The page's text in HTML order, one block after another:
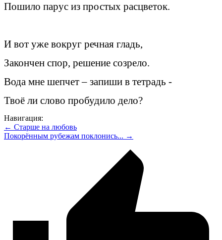
Пошило парус из простых расцветок.
И вот уже вокруг речная гладь,
Закончен спор, решение созрело.
Вода мне шепчет – запиши в тетрадь -
Твоё ли слово пробудило дело?
Навигация:
← Старше на любовь
Покорённым рубежам поклонись... →